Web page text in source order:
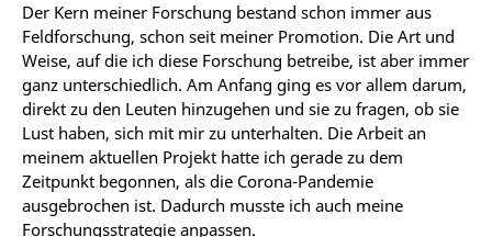
Der Kern meiner Forschung bestand schon immer aus
Feldforschung, schon seit meiner Promotion. Die Art und
Weise, auf die ich diese Forschung betreibe, ist aber immer
ganz unterschiedlich. Am Anfang ging es vor allem darum,
direkt zu den Leuten hinzugehen und sie zu fragen, ob sie
Lust haben, sich mit mir zu unterhalten. Die Arbeit an
meinem aktuellen Projekt hatte ich gerade zu dem
Zeitpunkt begonnen, als die Corona-Pandemie
ausgebrochen ist. Dadurch musste ich auch meine
Forschungsstrategie anpassen.